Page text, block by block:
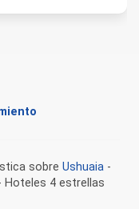
sobre Ushuaia -
Hoteles 4 estrellas